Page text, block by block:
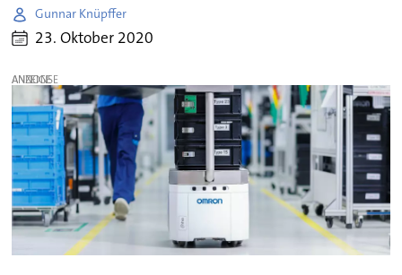
Gunnar Knüpffer
23. Oktober 2020
ANZEIGE